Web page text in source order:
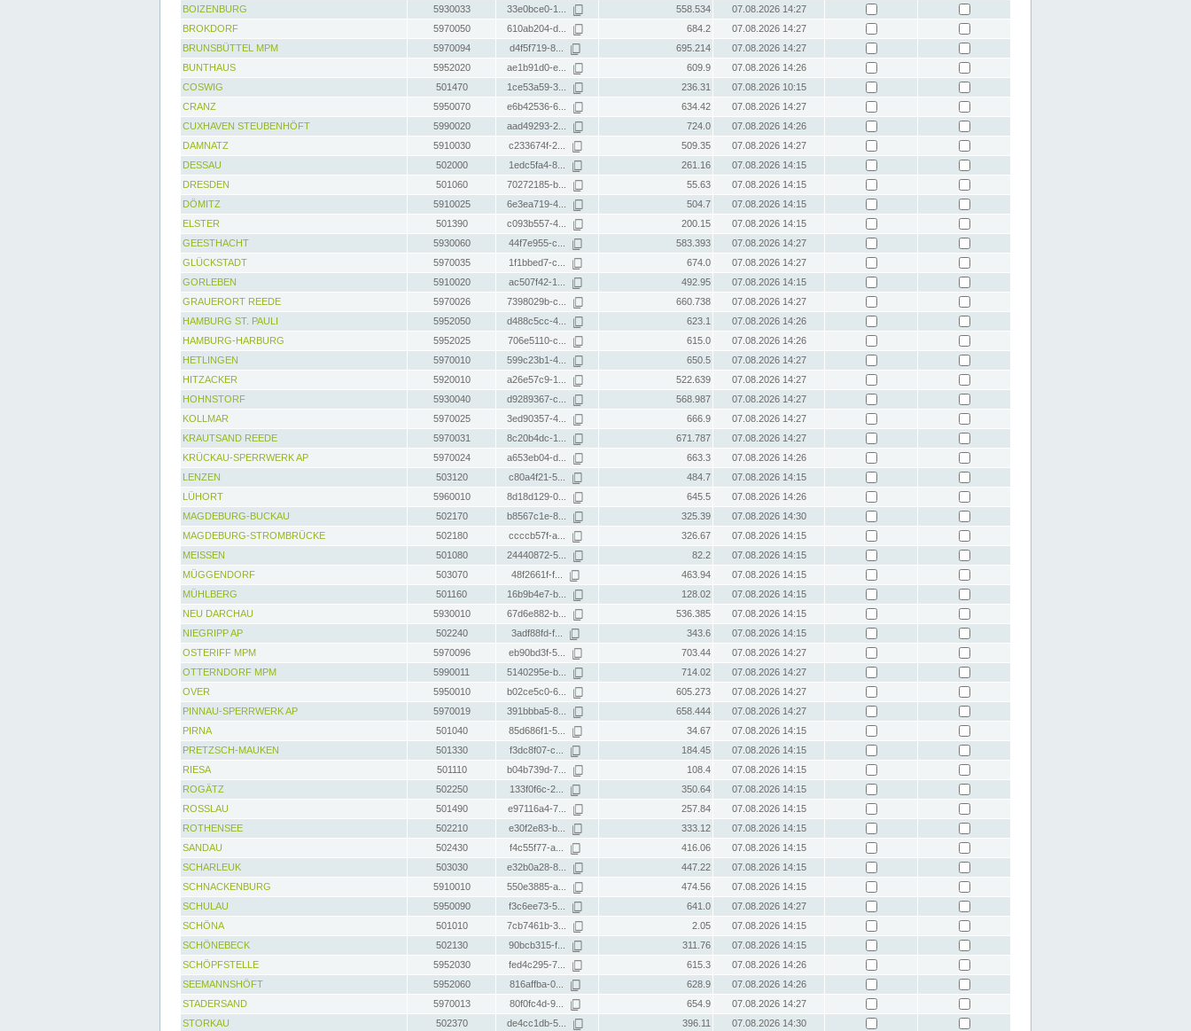
BOIZENBURG
5930033 33e0bce0-1... 558.534
07.08.2026 14:27
BROKDORF
5970050 610ab204-d... 684.2
07.08.2026 14:27
BRUNSBÜTTEL MPM
5970094 d4f5f719-8... 695.214
07.08.2026 14:27
BUNTHAUS
5952020 ae1b91d0-e... 609.9
07.08.2026 14:26
COSWIG
501470 1ce53a59-3... 236.31
07.08.2026 10:15
CRANZ
5950070 e6b42536-6... 634.42
07.08.2026 14:27
CUXHAVEN STEUBENHÖFT
5990020 aad49293-2... 724.0
07.08.2026 14:26
DAMNATZ
5910030 c233674f-2... 509.35
07.08.2026 14:27
DESSAU
502000 1edc5fa4-8... 261.16
07.08.2026 14:15
DRESDEN
501060 70272185-b... 55.63
07.08.2026 14:15
DÖMITZ
5910025 6e3ea719-4... 504.7
07.08.2026 14:15
ELSTER
501390 c093b557-4... 200.15
07.08.2026 14:15
GEESTHACHT
5930060 44f7e955-c... 583.393
07.08.2026 14:27
GLÜCKSTADT
5970035 1f1bbed7-c... 674.0
07.08.2026 14:27
GORLEBEN
5910020 ac507f42-1... 492.95
07.08.2026 14:15
GRAUERORT REEDE
5970026 7398029b-c... 660.738
07.08.2026 14:27
HAMBURG ST. PAULI
5952050 d488c5cc-4... 623.1
07.08.2026 14:26
HAMBURG-HARBURG
5952025 706e5110-c... 615.0
07.08.2026 14:26
HETLINGEN
5970010 599c23b1-4... 650.5
07.08.2026 14:27
HITZACKER
5920010 a26e57c9-1... 522.639
07.08.2026 14:27
HOHNSTORF
5930040 d9289367-c... 568.987
07.08.2026 14:27
KOLLMAR
5970025 3ed90357-4... 666.9
07.08.2026 14:27
KRAUTSAND REEDE
5970031 8c20b4dc-1... 671.787
07.08.2026 14:27
KRÜCKAU-SPERRWERK AP
5970024 a653eb04-d... 663.3
07.08.2026 14:26
LENZEN
503120 c80a4f21-5... 484.7
07.08.2026 14:15
LÜHORT
5960010 8d18d129-0... 645.5
07.08.2026 14:26
MAGDEBURG-BUCKAU
502170 b8567c1e-8... 325.39
07.08.2026 14:30
MAGDEBURG-STROMBRÜCKE
502180 ccccb57f-a... 326.67
07.08.2026 14:15
MEISSEN
501080 24440872-5... 82.2
07.08.2026 14:15
MÜGGENDORF
503070 48f2661f-f... 463.94
07.08.2026 14:15
MÜHLBERG
501160 16b9b4e7-b... 128.02
07.08.2026 14:15
NEU DARCHAU
5930010 67d6e882-b... 536.385
07.08.2026 14:15
NIEGRIPP AP
502240 3adf88fd-f... 343.6
07.08.2026 14:15
OSTERIFF MPM
5970096 eb90bd3f-5... 703.44
07.08.2026 14:27
OTTERNDORF MPM
5990011 5140295e-b... 714.02
07.08.2026 14:27
OVER
5950010 b02ce5c0-6... 605.273
07.08.2026 14:27
PINNAU-SPERRWERK AP
5970019 391bbba5-8... 658.444
07.08.2026 14:27
PIRNA
501040 85d686f1-5... 34.67
07.08.2026 14:15
PRETZSCH-MAUKEN
501330 f3dc8f07-c... 184.45
07.08.2026 14:15
RIESA
501110 b04b739d-7... 108.4
07.08.2026 14:15
ROGÄTZ
502250 133f0f6c-2... 350.64
07.08.2026 14:15
ROSSLAU
501490 e97116a4-7... 257.84
07.08.2026 14:15
ROTHENSEE
502210 e30f2e83-b... 333.12
07.08.2026 14:15
SANDAU
502430 f4c55f77-a... 416.06
07.08.2026 14:15
SCHARLEUK
503030 e32b0a28-8... 447.22
07.08.2026 14:15
SCHNACKENBURG
5910010 550e3885-a... 474.56
07.08.2026 14:15
SCHULAU
5950090 f3c6ee73-5... 641.0
07.08.2026 14:27
SCHÖNA
501010 7cb7461b-3... 2.05
07.08.2026 14:15
SCHÖNEBECK
502130 90bcb315-f... 311.76
07.08.2026 14:15
SCHÖPFSTELLE
5952030 fed4c295-7... 615.3
07.08.2026 14:26
SEEMANNSHÖFT
5952060 816affba-0... 628.9
07.08.2026 14:26
STADERSAND
5970013 80f0fc4d-9... 654.9
07.08.2026 14:27
STORKAU
502370 de4cc1db-5... 396.11 07.08.2026 14:30